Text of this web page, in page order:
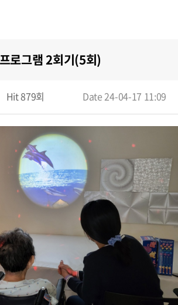
로그램 2회기(5회)
Hit 879회 Date 24-04-17 11:09